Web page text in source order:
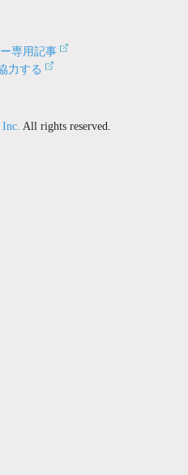
専用記事
力する
All rights reserved.